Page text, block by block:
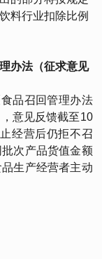
料行业扣除比例
办法（征求意见
品召回管理办法
意见反馈截至10
经营后仍拒不召
次产品货值金额
生产经营者主动